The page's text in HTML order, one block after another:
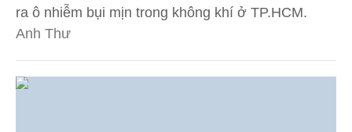
ra ô nhiễm bụi mịn trong không khí ở TP.HCM.
Anh Thư